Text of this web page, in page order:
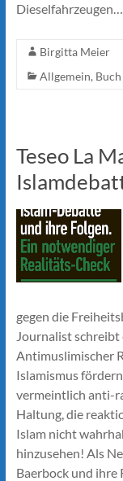
Dieselfahrzeugen…
Birgitta Meier
Allgemein,
Teseo La
gegen die
Journalist schreibt
Antimuslimischer
Islamismus
vermeintlich anti-
Haltung, die
Islam nicht
hinzusehen! Als
Baerbock und